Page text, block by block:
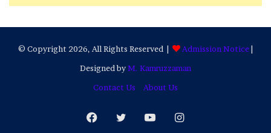
© Copyright 2026, All Rights Reserved | Admission Notice|
Designed byM. Kamruzzaman
Contact Us
About Us
Facebook
TwitterYouTubeInstagram